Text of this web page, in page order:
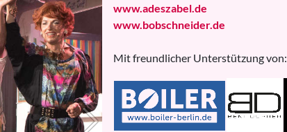
www.adeszabel.de
www.bobschneider.de
Mit freundlicher Unterstützung von: